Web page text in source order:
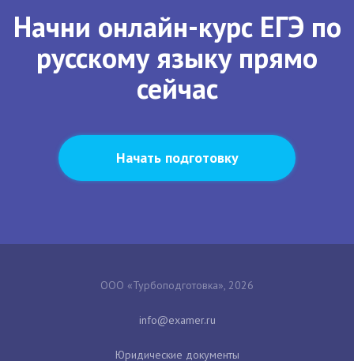
Начни онлайн-курс ЕГЭ по
русскому языку прямо
сейчас
Начать подготовку
ООО «Турбоподготовка», 2026
Юридические документы